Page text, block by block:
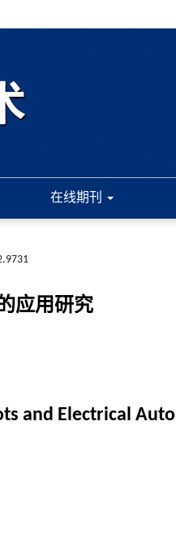
在线期刊
应用研究
and Electrical